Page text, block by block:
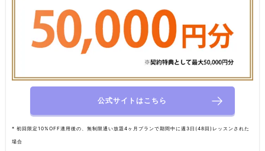
公式サイトはこちら
* 初回限定10%OFF適用後の、無制限通い放題4ヶ月プランで期間中に週3日(48回)レッスンされた
場合